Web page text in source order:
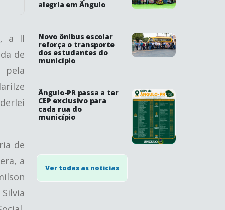
a II
de
pela
de
a
alegria em Ângulo
Novo ônibus escolar
reforça o transporte
dos estudantes do
município
Ângulo-PR passa a ter
CEP exclusivo para
cada rua do
município
Ver todas as notícias